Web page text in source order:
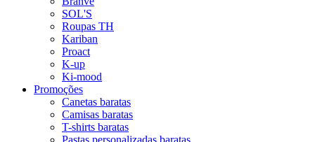
SOL'S
Roupas TH
Kariban
Proact
K-up
Ki-mood
Promoções
Canetas baratas
Camisas baratas
T-shirts baratas
Pastas personalizadas baratas